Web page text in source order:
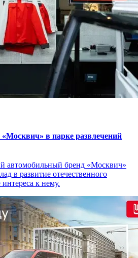
в парке развлечений
автомобильный бренд «Москвич»
в развитие отечественного
к нему.